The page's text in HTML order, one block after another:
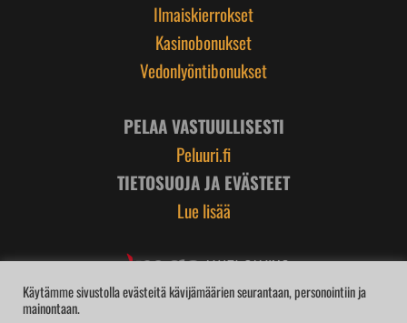
Ilmaiskierrokset
Kasinobonukset
Vedonlyöntibonukset
PELAA VASTUULLISESTI
Peluuri.fi
TIETOSUOJA JA EVÄSTEET
Lue lisää
Käytämme sivustolla evästeitä kävijämäärien seurantaan, personointiin ja
mainontaan.